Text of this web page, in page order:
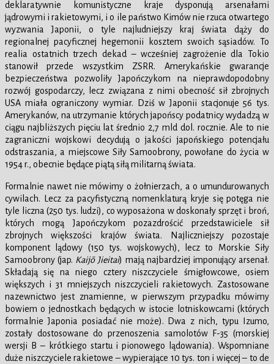
deklaratywnie komunistyczne kraje dysponują arsenałami
jądrowymi i rakietowymi, i o ile państwo Kimów nie rzuca otwartego
wyzwania Japonii, o tyle najludniejszy kraj świata dąży do
regionalnej pacyficznej hegemonii kosztem swoich sąsiadów. To
realia ostatnich trzech dekad – wcześniej zagrożenie dla Tokio
stanowił przede wszystkim ZSRR. Amerykańskie gwarancje
bezpieczeństwa pozwoliły Japończykom na nieprawdopodobny
rozwój gospodarczy, lecz związana z nimi obecność sił zbrojnych
USA miała ograniczony wymiar. Dziś w Japonii stacjonuje 56 tys.
Amerykanów, na utrzymanie których japońscy podatnicy wydadzą w
ciągu najbliższych pięciu lat średnio 2,7 mld dol. rocznie. Ale to nie
zagraniczni wojskowi decydują o jakości japońskiego potencjału
odstraszania, a miejscowe Siły Samoobrony, powołane do życia w
1954 r., obecnie będące piątą siłą militarną świata.
Formalnie nawet nie mówimy o żołnierzach, a o umundurowanych
cywilach. Lecz za pacyfistyczną nomenklaturą kryje się potęga nie
tyle liczna (250 tys. ludzi), co wyposażona w doskonały sprzęt i broń,
których mogą Japończykom pozazdrościć przedstawiciele sił
zbrojnych większości krajów świata. Najliczniejszy pozostaje
komponent lądowy (150 tys. wojskowych), lecz to Morskie Siły
Samoobrony (jap. Kaijō Jieitai) mają najbardziej imponujący arsenał.
Składają się na niego cztery niszczyciele śmigłowcowe, osiem
większych i 31 mniejszych niszczycieli rakietowych. Zastosowane
nazewnictwo jest znamienne, w pierwszym przypadku mówimy
bowiem o jednostkach będących w istocie lotniskowcami (których
formalnie Japonia posiadać nie może). Dwa z nich, typu Izumo,
zostały dostosowane do przenoszenia samolotów F-35 (morskiej
wersji B – krótkiego startu i pionowego lądowania). Wspomniane
duże niszczyciele rakietowe – wypierające 10 tys. ton i więcej – to de